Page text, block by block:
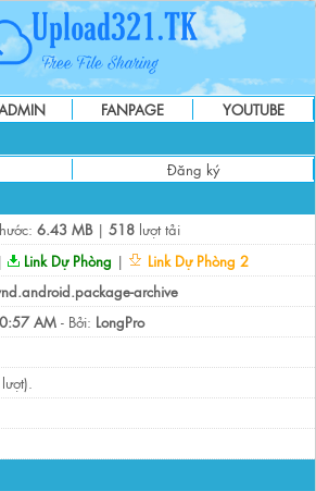
FANPAGE
YOUTUBE
Đăng ký
6.43 MB| 518 lượt tải
Link Dự Phòng |
Link Dự Phòng 2
archive
AM - Bởi: LongPro